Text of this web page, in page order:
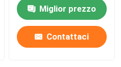
Miglior prezzo
Contattaci